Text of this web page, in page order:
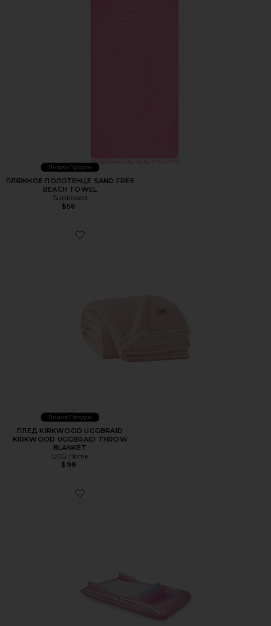
Лидер Продаж
ПЛЯЖНОЕ ПОЛОТЕНЦЕ SAND FREE
BEACH TOWEL
Sunkissed
$56
Favorite ПЛЕД KIRKWOOD UGGBRAID KIRKWOOD
Лидер Продаж
ПЛЕД KIRKWOOD UGGBRAID
KIRKWOOD UGGBRAID THROW
BLANKET
UGG Home
$98
Favorite НАДУВНОЙ МАТРАЦ CONVERTIBLE LOUNGER